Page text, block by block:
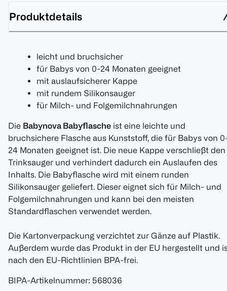
Produktdetails
leicht und bruchsicher
für Babys von 0-24 Monaten geeignet
mit auslaufsicherer Kappe
mit rundem Silikonsauger
für Milch- und Folgemilchnahrungen
Die Babynova Babyflasche ist eine leichte und
bruchsichere Flasche aus Kunststoff, die für Babys von
24 Monaten geeignet ist. Die neue Kappe verschließt den
Trinksauger und verhindert dadurch ein Auslaufen des
Inhalts. Die Babyflasche wird mit einem runden
Silikonsauger geliefert. Dieser eignet sich für Milch- und
Folgemilchnahrungen und kann bei den meisten
Standardflaschen verwendet werden.
Die Kartonverpackung verzichtet zur Gänze auf Plastik.
Außerdem wurde das Produkt in der EU hergestellt und
nach den EU-Richtlinien BPA-frei.
BIPA-Artikelnummer: 568036